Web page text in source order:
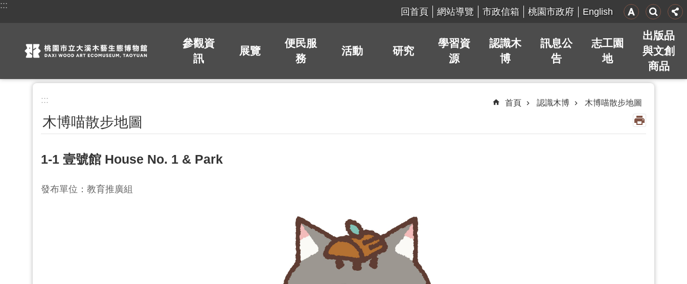
跳到主要內容區塊
:::
回首頁 網站導覽 市政信箱 桃園市政府 English
參觀資
訊
展覽
便民服
務
活動 研究
學習資
源
認識木
博
訊息公
告
志工園
地
出版品
與文創
商品
::: 首頁 認識木博 木博喵散步地圖
木博喵散步地圖
1-1 壹號館 House No. 1 & Park
發布單位：教育推廣組